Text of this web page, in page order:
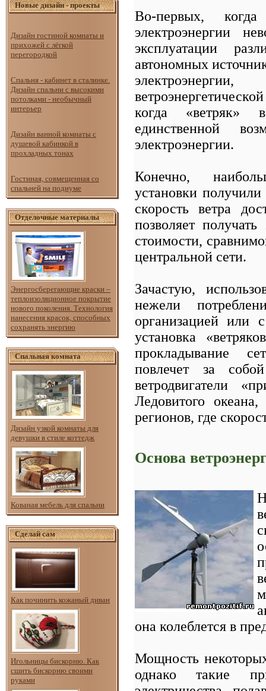
Новые дизайн - проекты
Дизайн гостиной комнаты и
прихожей с лёгкой
перегородкой
Спальня - кабинет в сталинке.
Дизайн спальни с высокими
потолками - необычный
интерьер
Дизайн ванной комнаты с
душевой кабинкой в
прохладных тонах
Гостиная, совмещенная со
спальней на подиуме
Отделочные материалы
Энергосберегающие краски –
теплоизоляционное покрытие
нового поколения. Технология
нанесения красок, способных
сохранять энергию
Спальная комната
Дизайн узкой комнаты для
девушки в стиле коттедж
Кованая мебель для спальни
Сделай сам
Как починить кожаный диван
Игольницы бискорню. Как
сшить бискорню своими
руками
Во-первых, когда
электроэнергии
эксплуатации
автономных
когда «ветряк»
единственной
электроэнергии.
Конечно,
установки
скорость ветра
позволяет
стоимости,
центральной сети.
Зачастую,
нежели
организацией или
установка
прокладывание
повлечет за
ветродвигатели
Ледовитого
регионов, где
Основа
она колеблется в
Мощность
однако такие